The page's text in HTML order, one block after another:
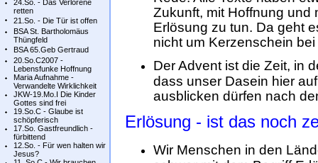
24.So. - Das Verlorene
retten
21.So. - Die Tür ist offen
BSA St. Bartholomäus
Thüngfeld
BSA 65.Geb Gertraud
20.So.C2007 -
Lebensfunke Hoffnung
Maria Aufnahme -
Verwandelte Wirklichkeit
JKW-19.Mo.I Die Kinder
Gottes sind frei
19.So.C - Glaube ist
schöpferisch
17.So. Gastfreundlich -
fürbittend
12.So. - Für wen halten wir
Jesus?
Zukunft, mit Hoffnung und
Erlösung zu tun. Da geht
nicht um Kerzenschein
Der Advent ist die Zeit, in
dass unser Dasein hier
ausblicken dürfen nach
Erlösung - ist das noch
Wir Menschen in den